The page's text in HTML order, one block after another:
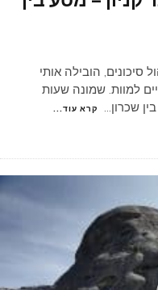
סיכונים, הובילה אותי
למוות. שמונה שעות
שכרון
קרא עוד...